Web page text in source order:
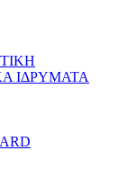
ΙΔΡΥΜΑΤΑ